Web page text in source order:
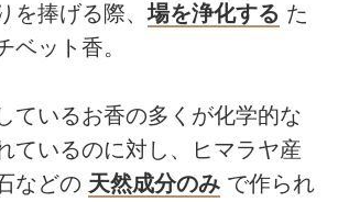
を捧げる際、場を浄化する た
ベット香。
ているお香の多くが化学的な
ているのに対し、ヒマラヤ産
などの 天然成分のみ で作られ